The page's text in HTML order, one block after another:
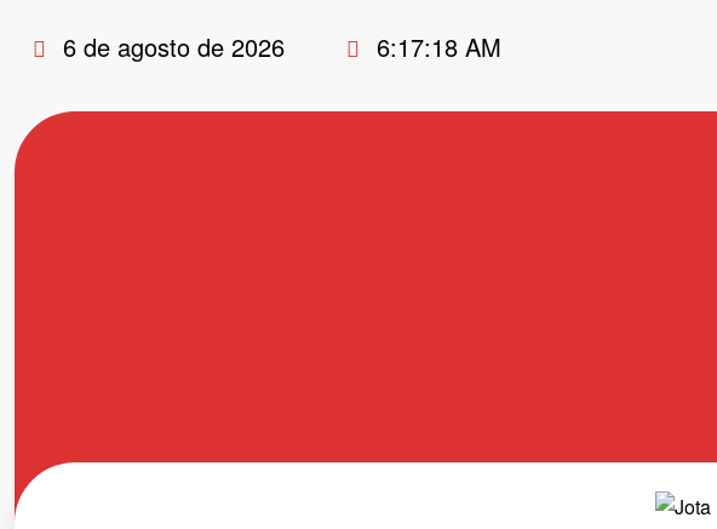
para
conteúdo
6 de agosto de 2026 6:17:19 AM